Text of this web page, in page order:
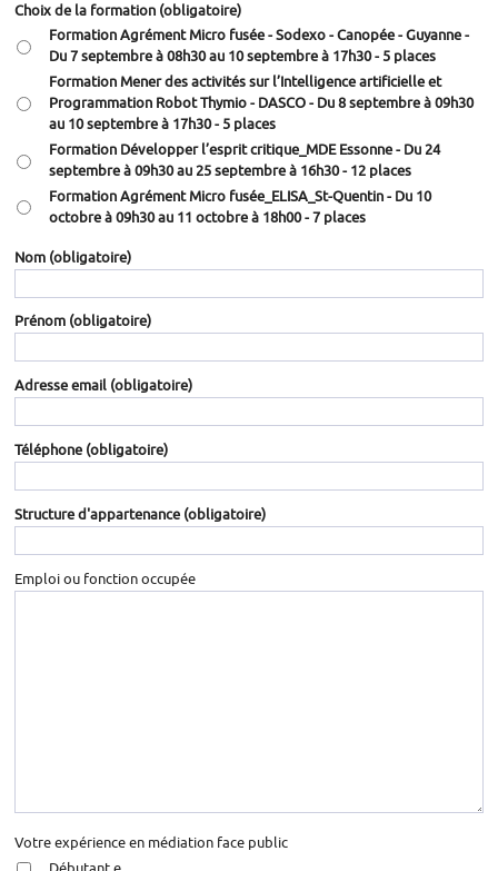
Choix de la formation (obligatoire)
Formation Agrément Micro fusée - Sodexo - Canopée - Guyanne -
Du 7 septembre à 08h30 au 10 septembre à 17h30 - 5 places
Formation Mener des activités sur l’Intelligence artificielle et
Programmation Robot Thymio - DASCO- Du 8 septembre à 09h30
au 10 septembre à 17h30 - 5 places
Formation Développer l’esprit critique_MDE Essonne - Du 24
septembre à 09h30 au 25 septembre à 16h30 - 12 places
Formation Agrément Micro fusée_ELISA_St-Quentin - Du 10
octobre à 09h30 au 11 octobre à 18h00 - 7 places
Nom (obligatoire)
Prénom (obligatoire)
Adresse email (obligatoire)
Téléphone (obligatoire)
Structure d'appartenance (obligatoire)
Emploi ou fonction occupée
Votre expérience en médiation face public